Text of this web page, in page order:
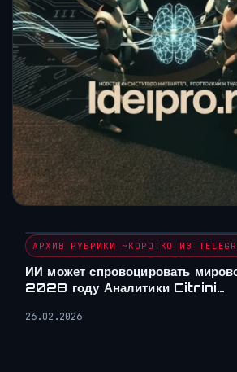
АРХИВ РУБРИКИ ~КОРОТКО ИЗ
ИИ может спровоцировать
2028 году Аналитики Citrini…
26.02.2026